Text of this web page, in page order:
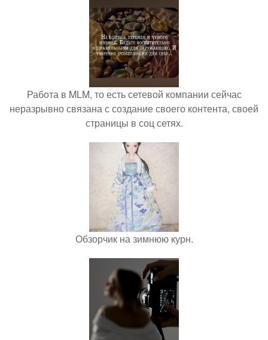
Работа в MLM, то есть сетевой компании сейчас
неразрывно связана с создание своего контента, своей
страницы в соц сетях.
Обзорчик на зимнюю курн.